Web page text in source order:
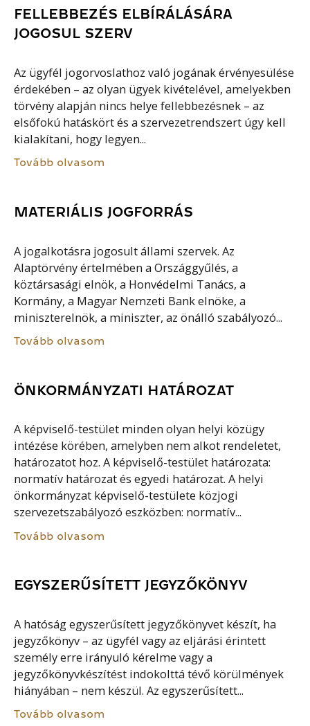
FELLEBBEZÉS ELBÍRÁLÁSÁRA
JOGOSUL SZERV
Az ügyfél jogorvoslathoz való jogának érvényesülése
érdekében – az olyan ügyek kivételével, amelyekben
törvény alapján nincs helye fellebbezésnek – az
elsőfokú hatáskört és a szervezetrendszert úgy kell
kialakítani, hogy legyen...
Tovább olvasom
MATERIÁLIS JOGFORRÁS
A jogalkotásra jogosult állami szervek. Az
Alaptörvény értelmében a Országgyűlés, a
köztársasági elnök, a Honvédelmi Tanács, a
Kormány, a Magyar Nemzeti Bank elnöke, a
miniszterelnök, a miniszter, az önálló szabályozó...
Tovább olvasom
ÖNKORMÁNYZATI HATÁROZAT
A képviselő-testület minden olyan helyi közügy
intézése körében, amelyben nem alkot rendeletet,
határozatot hoz. A képviselő-testület határozata:
normatív határozat és egyedi határozat. A helyi
önkormányzat képviselő-testülete közjogi
szervezetszabályozó eszközben: normatív...
Tovább olvasom
EGYSZERŰSÍTETT JEGYZŐKÖNYV
A hatóság egyszerűsített jegyzőkönyvet készít, ha
jegyzőkönyv – az ügyfél vagy az eljárási érintett
személy erre irányuló kérelme vagy a
jegyzőkönyvkészítést indokolttá tévő körülmények
hiányában – nem készül. Az egyszerűsített...
Tovább olvasom